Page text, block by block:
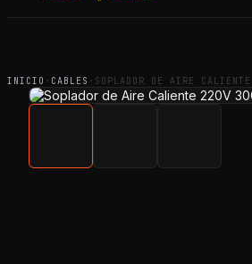
INICIO · CABLES · SOPLADOR DE AIRE